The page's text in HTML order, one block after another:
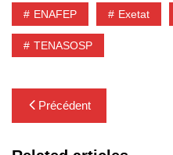
ENAFEP Exetat
TENASOSP
Navigation
de
l’article
Précédent